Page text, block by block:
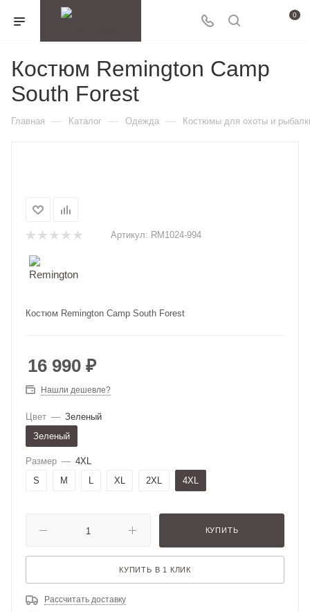
0
Костюм Remington Camp
South Forest
Главная — Каталог — Одежда — Костюмы для охоты и
Артикул: RM1024-994
Костюм Remington Camp South Forest
16 990 ₽
Нашли дешевле?
Цвет — Зеленый
Зеленый
Размер — 4XL
S
M L XL 2XL 4XL
КУПИТЬ
КУПИТЬ В 1 КЛИК
Рассчитать доставку